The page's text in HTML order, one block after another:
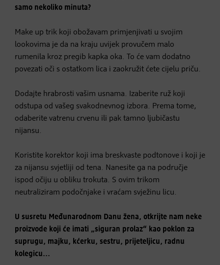
samo nekoliko minuta?
Make up trik koji obožavam primjenjivati u svojim
lookovima je da na kraju uvijek provučem malo
rumenila kroz pregib kapka oka. To će vam dodatno
povezati oči s ostatkom lica i zaokružit ćete cijelu priču.
Dodajte hrabrosti vašim usnama. Izaberite ruž koji
odstupa od vašeg svakodnevnog izbora. Prema tome,
odaberite vatrenu crvenu ili pak tamno ljubičastu
nijansu.
Koristite korektor koji ima breskvaste podtonove i koji je
za nijansu svjetliji od tena. Nanesite ga na područje
ispod očiju u obliku trokuta. S ovim trikom
neutraliziram podočnjake i vraćam svježinu licu.
U susretu Međunarodnom Danu žena, otkrijte nam neke
proizvode koji će imati „siguran prolaz“ kao poklon za
suprugu, majku, kćerku, sestru, prijeteljicu, radnu
kolegicu...